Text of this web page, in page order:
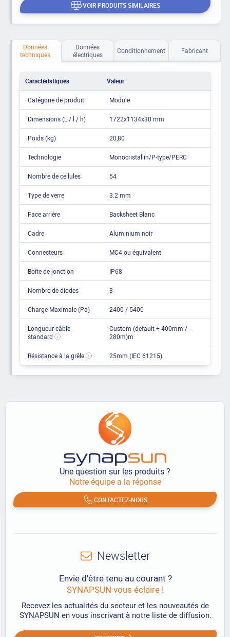
VOIR PRODUITS SIMILAIRES
Données
techniques
Données
électriques
Conditionnement Fabricant
Caractéristiques Valeur
Catégorie de produit Module
Dimensions (L / l / h) 1722x1134x30 mm
Poids (kg) 20,80
Technologie Monocristallin/P-type/PERC
Nombre de cellules 54
Type de verre 3.2 mm
Face arrière Backsheet Blanc
Cadre Aluminium noir
Connecteurs MC4 ou équivalent
Boîte de jonction IP68
Nombre de diodes 3
Charge Maximale (Pa) 2400 / 5400
Longueur câble
standard
Custom (default + 400mm / -
280m)m
Résistance à la grêle 25mm (IEC 61215)
Une question sur les produits ?
Notre équipe a la réponse
CONTACTEZ-NOUS
Newsletter
Envie d'être tenu au courant ?
SYNAPSUN vous éclaire !
Recevez les actualités du secteur et les nouveautés de
SYNAPSUN en vous inscrivant à notre liste de diffusion.